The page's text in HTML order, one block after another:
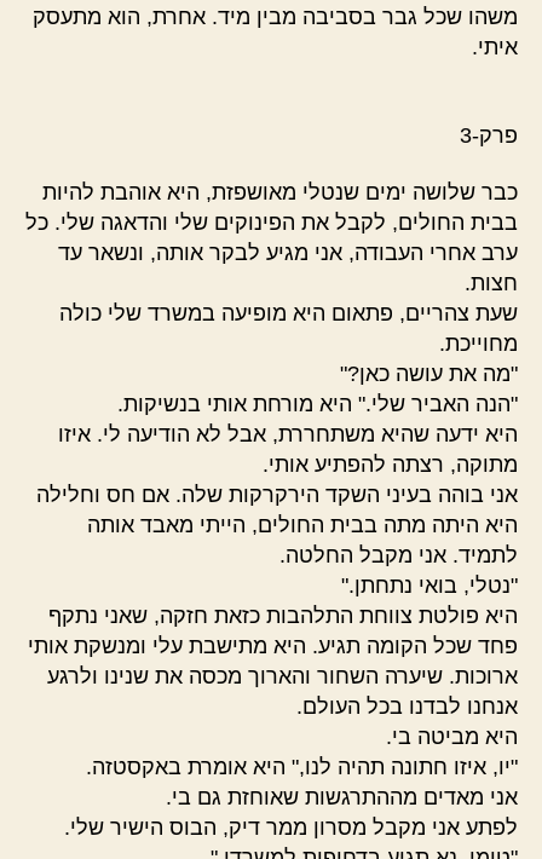
משהו שכל גבר בסביבה מבין מיד. אחרת, הוא מתעסק
איתי.
פרק-3
כבר שלושה ימים שנטלי מאושפזת, היא אוהבת להיות
בבית החולים, לקבל את הפינוקים שלי והדאגה שלי. כל
ערב אחרי העבודה, אני מגיע לבקר אותה, ונשאר עד
חצות.
שעת צהריים, פתאום היא מופיעה במשרד שלי כולה
מחוייכת.
"מה את עושה כאן?"
"הנה האביר שלי." היא מורחת אותי בנשיקות.
היא ידעה שהיא משתחררת, אבל לא הודיעה לי. איזו
מתוקה, רצתה להפתיע אותי.
אני בוהה בעיני השקד הירקרקות שלה. אם חס וחלילה
היא היתה מתה בבית החולים, הייתי מאבד אותה
לתמיד. אני מקבל החלטה.
"נטלי, בואי נתחתן."
היא פולטת צווחת התלהבות כזאת חזקה, שאני נתקף
פחד שכל הקומה תגיע. היא מתישבת עלי ומנשקת אותי
ארוכות. שיערה השחור והארוך מכסה את שנינו ולרגע
אנחנו לבדנו בכל העולם.
היא מביטה בי.
"יו, איזו חתונה תהיה לנו," היא אומרת באקסטזה.
אני מאדים מההתרגשות שאוחזת גם בי.
לפתע אני מקבל מסרון ממר דיק, הבוס הישיר שלי.